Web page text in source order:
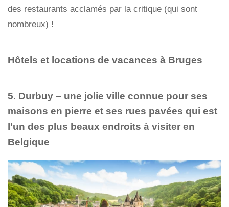
des restaurants acclamés par la critique (qui sont
nombreux) !
Hôtels et locations de vacances à Bruges
5. Durbuy – une jolie ville connue pour ses
maisons en pierre et ses rues pavées qui est
l'un des plus beaux endroits à visiter en
Belgique